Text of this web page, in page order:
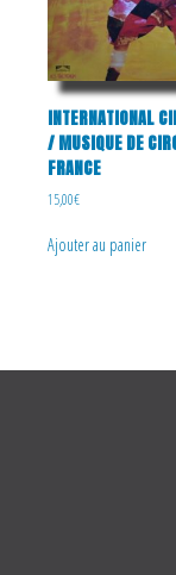
INTERNATIONAL
/ MUSIQUE DE
FRANCE
15,00€
Ajouter au panier